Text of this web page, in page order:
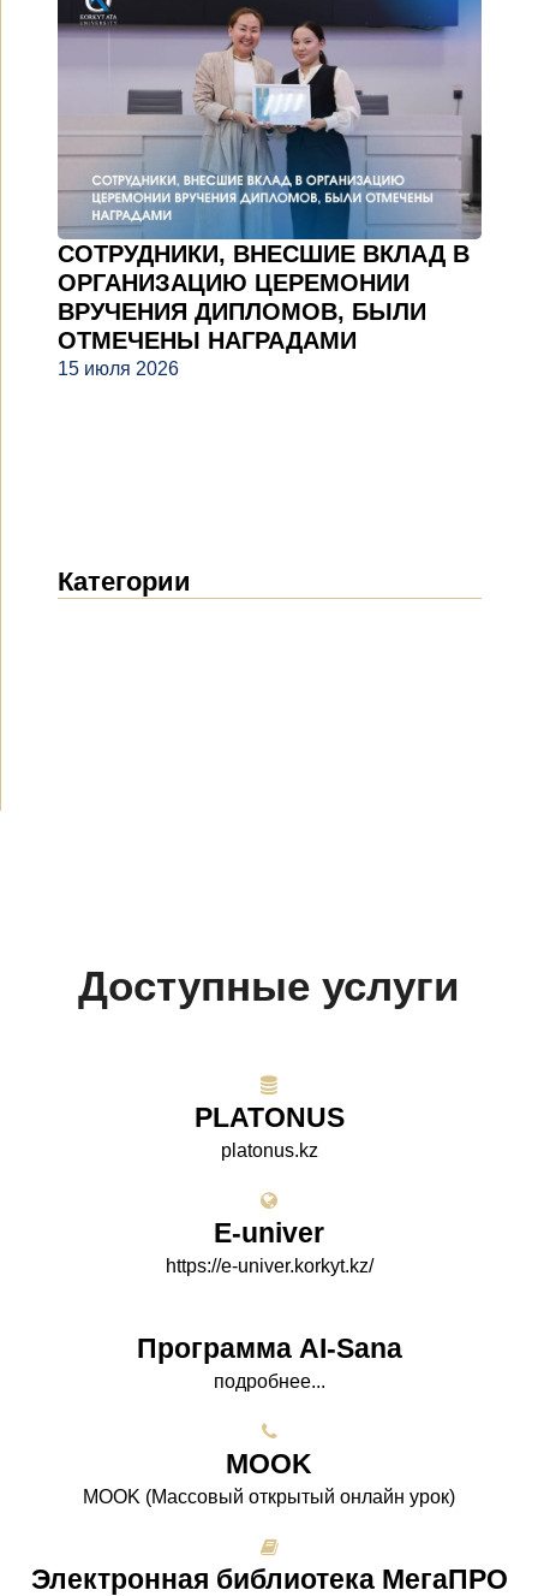
СОТРУДНИКИ, ВНЕСШИЕ ВКЛАД В
ОРГАНИЗАЦИЮ ЦЕРЕМОНИИ
ВРУЧЕНИЯ ДИПЛОМОВ, БЫЛИ
ОТМЕЧЕНЫ НАГРАДАМИ
15 июля 2026
Категории
Доступные услуги
PLATONUS
platonus.kz
E-univer
https://e-univer.korkyt.kz/
Программа AI-Sana
подробнее...
МООK
МООK (Массовый открытый онлайн урок)
Электронная библиотека МегаПРО